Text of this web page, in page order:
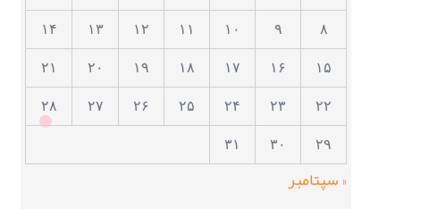
۸ ۹ ۱۰ ۱۱ ۱۲ ۱۳ ۱۴
۱۵ ۱۶ ۱۷ ۱۸ ۱۹ ۲۰ ۲۱
۲۲ ۲۳ ۲۴ ۲۵ ۲۶ ۲۷ ۲۸
۲۹ ۳۰ ۳۱
« سپتامبر